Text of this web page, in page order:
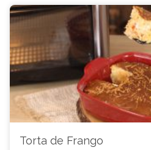
Torta de Frango